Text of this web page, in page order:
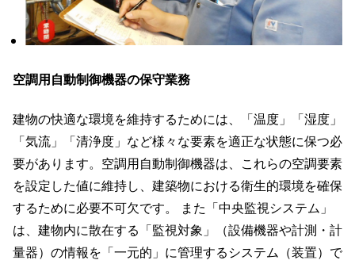
空調用自動制御機器の保守業務
建物の快適な環境を維持するためには、「温度」「湿度」
「気流」「清浄度」など様々な要素を適正な状態に保つ必
要があります。空調用自動制御機器は、これらの空調要素
を設定した値に維持し、建築物における衛生的環境を確保
するために必要不可欠です。 また「中央監視システム」
は、建物内に散在する「監視対象」（設備機器や計測・計
量器）の情報を「一元的」に管理するシステム（装置）で